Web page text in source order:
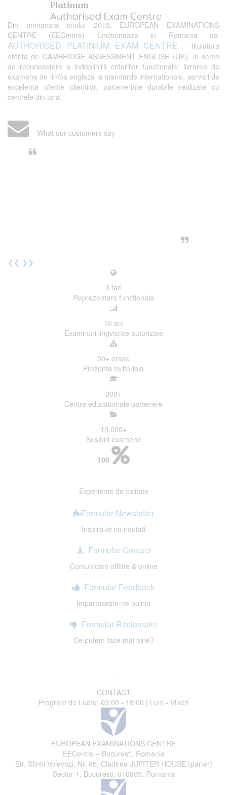
Din primavara anului 2018, EUROPEAN EXAMINATIONS
CENTRE (EECentre) functioneaza in Romania ca:
AUTHORISED PLATINIUM EXAM CENTRE - titulatura
oferita de CAMBRIDGE ASSESSMENT ENGLISH (UK), in semn
de recunoastere a indeplinirii criteriilor functionale: livrarea de
examene de limba engleza la standarde internationale, servicii de
excelenta oferite clientilor, parteneriate durabile realizate cu
centrele din tara.
What our customers say
❮❮ ❯❯
3 tari
Reprezentare functionala
10 ani
Examinari lingvistice autorizate
90+ orase
Prezenta teritoriala
300+
Centre educationale partenere
10.000+
Sesiuni examene
100
Experiente de calitate
Formular Newsletter
Inspira-te cu noutati
Formular Contact
Comunicam offline & online
Formular Feedback
Impartaseste-ne opinia
Formular Reclamatie
Ce putem face mai bine?
CONTACT
Program de Lucru: 09:00 - 18:00 | Luni - Vineri
EUROPEAN EXAMINATIONS CENTRE
EECentre – Bucuresti, Romania
Str. Sfintii Voievozi, Nr. 65, Cladirea JUPITER HOUSE (parter)
Sector 1, Bucuresti, 010965, Romania